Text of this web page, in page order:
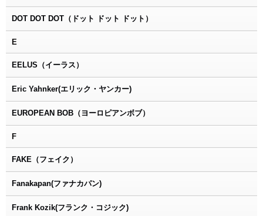
DOT DOT DOT（ドット ドット ドット）
E
EELUS（イーラス）
Eric Yahnker(エリック・ヤンカー)
EUROPEAN BOB（ヨーロピアンボブ）
F
FAKE（フェイク）
Fanakapan(ファナカパン)
Frank Kozik(フランク・コジック)